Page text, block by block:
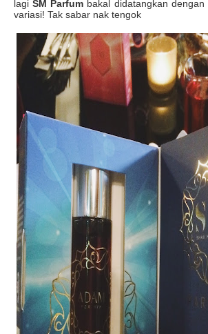
lagiSM Parfum bakal didatangkan
variasi! Tak sabar nak tengok